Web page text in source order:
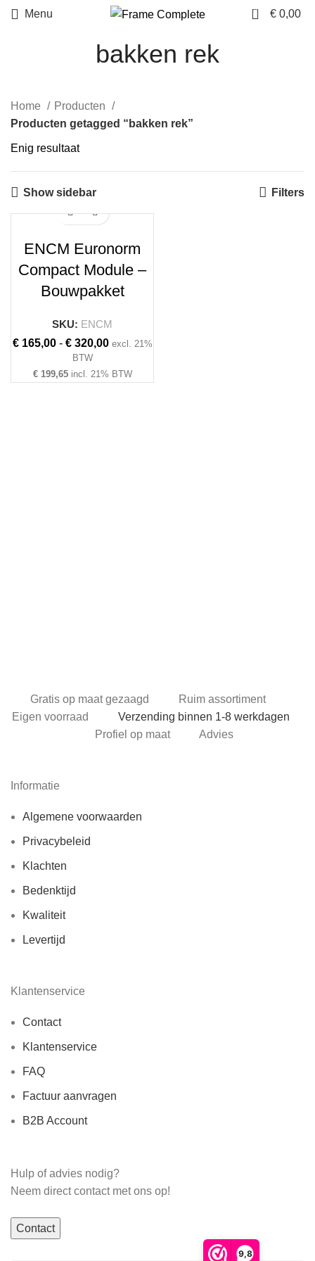
9,8
Menu 0 € 0,00
bakken rek
Home
Producten
Producten getagged “bakken rek”
Enig resultaat
Show sidebar Filters
ENCM Euronorm
Compact Module –
Bouwpakket
SKU: ENCM
€165,00 - €320,00Prijsklasse:
tot
€ 320,00
excl. 21%
BTW
€199,65incl. 21% BTW
Gratis op maat gezaagd
Ruim assortiment
Eigen voorraad
Verzending binnen 1-8 werkdagen
Profiel op maat
Advies
Informatie
Algemene voorwaarden
Privacybeleid
Klachten
Bedenktijd
Kwaliteit
Levertijd
Klantenservice
Contact
Klantenservice
FAQ
Factuur aanvragen
B2B Account
Hulp of advies nodig?
Neem direct contact met ons op!
Contact